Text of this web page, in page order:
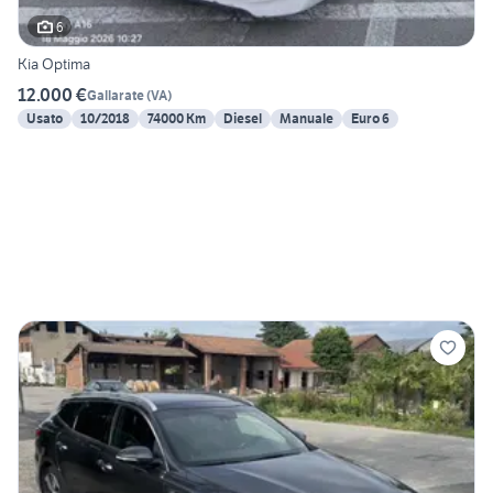
6
Kia Optima
12.000 €Gallarate(VA)
Usato
10/2018 74000 Km Diesel Manuale Euro 6